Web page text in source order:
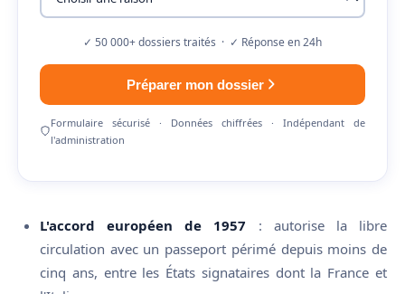
✓ 50 000+ dossiers traités · ✓ Réponse en 24h
Préparer mon dossier
Formulaire sécurisé · Données chiffrées · Indépendant de
l'administration
L'accord européen de 1957 : autorise la libre
circulation avec un passeport périmé depuis moins de
cinq ans, entre les États signataires dont la France et